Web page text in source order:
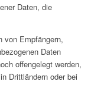
Daten, die
von Empfängern,
Daten
offengelegt werden,
Drittländern oder bei